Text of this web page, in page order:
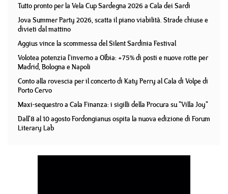
Tutto pronto per la Vela Cup Sardegna 2026 a Cala dei Sardi
Jova Summer Party 2026, scatta il piano viabilità. Strade chiuse e
divieti dal mattino
Aggius vince la scommessa del Silent Sardinia Festival
Volotea potenzia l'inverno a Olbia: +75% di posti e nuove rotte per
Madrid, Bologna e Napoli
Conto alla rovescia per il concerto di Katy Perry al Cala di Volpe di
Porto Cervo
Maxi-sequestro a Cala Finanza: i sigilli della Procura su "Villa Joy"
Dall'8 al 10 agosto Fordongianus ospita la nuova edizione di Forum
Literary Lab